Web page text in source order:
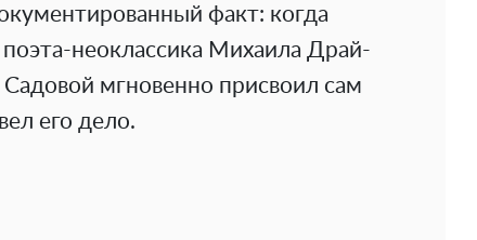
факт: когда
поэта-неоклассика Михаила Драй-
Садовой мгновенно присвоил сам
его дело.